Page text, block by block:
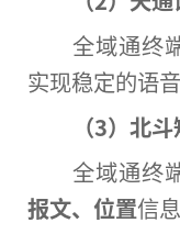
全域通终
实现稳定的语音
（3）北
全域通终
报文、位置信